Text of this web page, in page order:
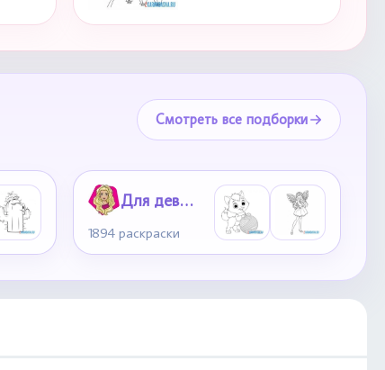
Смотреть все подборки
Для девочек
1894 раскраски